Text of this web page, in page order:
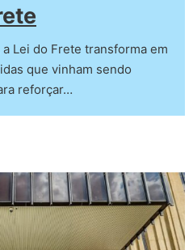
Lei do Frete transforma em
que vinham sendo
reforçar…